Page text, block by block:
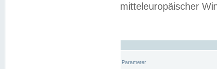
mitteleuropäischer
Parameter